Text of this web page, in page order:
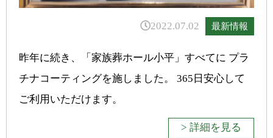
2022.07.02 最新情報
昨年に続き、「家族葬ホール小平」すべてに プラ
チナコーティングを施しました。 365日安心して
ご利用いただけます。
> 詳細を見る